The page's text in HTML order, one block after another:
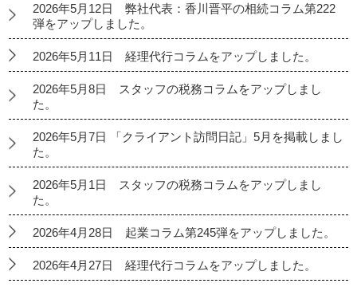
2026年5月12日 弊社代表：香川晋平の相続コラム第222
弾をアップしました。
2026年5月11日 経理代行コラムをアップしました。
2026年5月8日 スタッフの税務コラムをアップしまし
た。
2026年5月7日 「クライアント訪問日記」5月を掲載しまし
た。
2026年5月1日 スタッフの税務コラムをアップしまし
た。
2026年4月28日 起業コラム第245弾をアップしました。
2026年4月27日 経理代行コラムをアップしました。